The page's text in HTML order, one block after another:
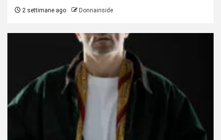
2 settimane ago Donnainside